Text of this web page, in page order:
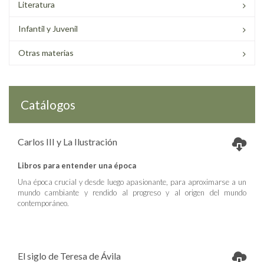
Literatura
Infantil y Juvenil
Otras materias
Catálogos
Carlos III y La Ilustración
Libros para entender una época
Una época crucial y desde luego apasionante, para aproximarse a un
mundo cambiante y rendido al progreso y al origen del mundo
contemporáneo.
El siglo de Teresa de Ávila